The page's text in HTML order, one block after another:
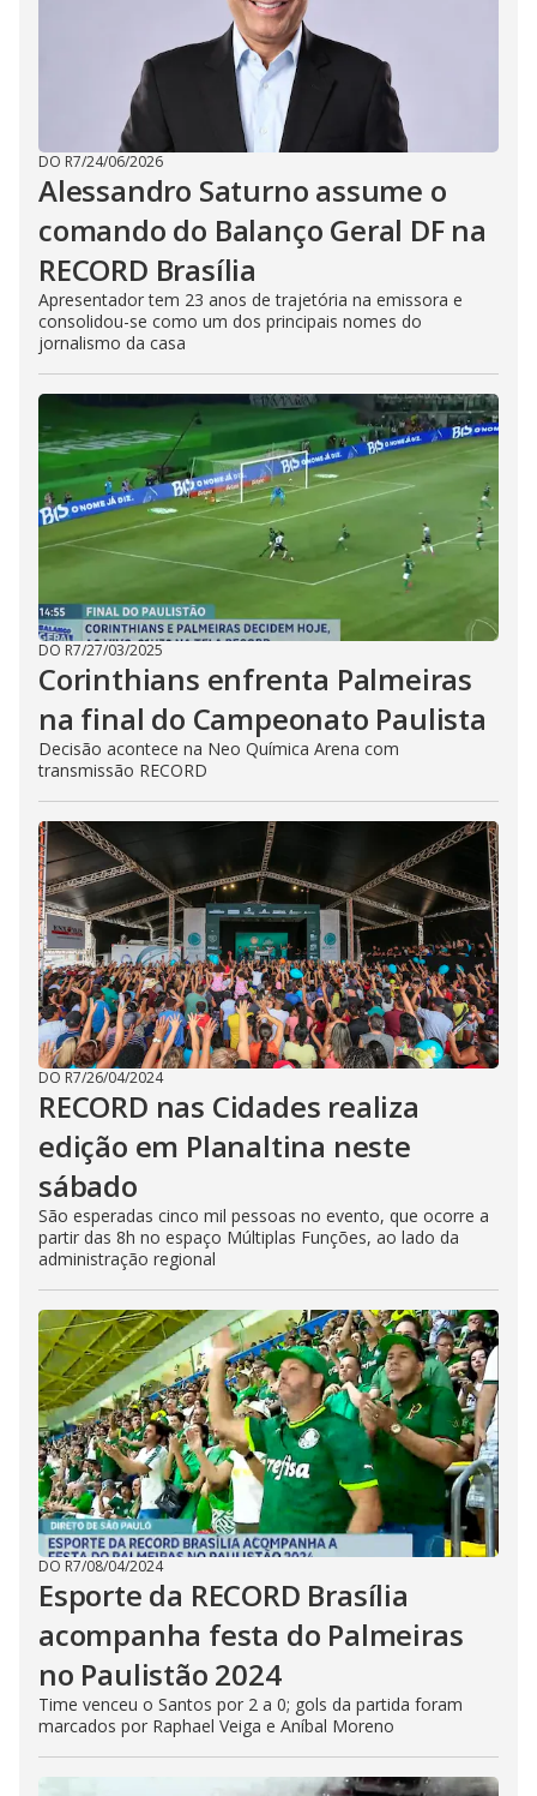
DO R7/24/06/2026
Alessandro Saturno assume o
comando do Balanço Geral DF na
RECORD Brasília
Apresentador tem 23 anos de trajetória na emissora e
consolidou-se como um dos principais nomes do
jornalismo da casa
DO R7/27/03/2025
Corinthians enfrenta Palmeiras
na final do Campeonato Paulista
Decisão acontece na Neo Química Arena com
transmissão RECORD
DO R7/26/04/2024
RECORD nas Cidades realiza
edição em Planaltina neste
sábado
São esperadas cinco mil pessoas no evento, que ocorre a
partir das 8h no espaço Múltiplas Funções, ao lado da
administração regional
DO R7/08/04/2024
Esporte da RECORD Brasília
acompanha festa do Palmeiras
no Paulistão 2024
Time venceu o Santos por 2 a 0; gols da partida foram
marcados por Raphael Veiga e Aníbal Moreno